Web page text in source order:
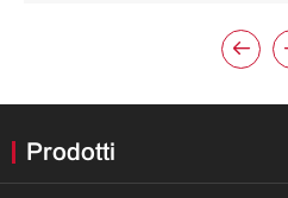

Prodotti